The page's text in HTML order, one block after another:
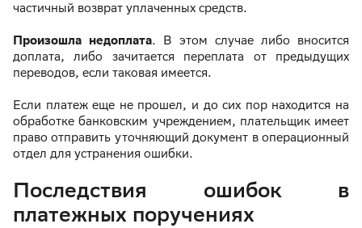
частичный возврат уплаченных средств.
Произошла недоплата. В этом случае либо вносится
доплата, либо зачитается переплата от предыдущих
переводов, если таковая имеется.
Если платеж еще не прошел, и до сих пор находится на
обработке банковским учреждением, плательщик имеет
право отправить уточняющий документ в операционный
отдел для устранения ошибки.
Последствия ошибок в
платежных поручениях